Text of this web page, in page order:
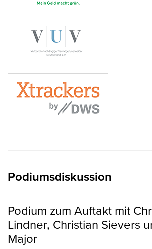
Podiumsdiskussion
Podium zum Auftakt mit
Lindner, Christian Sievers
Major